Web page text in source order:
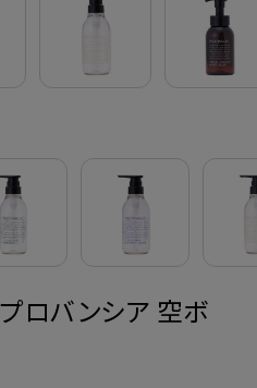
ロバンシア 空ボ